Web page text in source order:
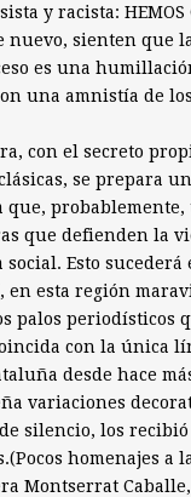
y racista: HEMOS
nuevo, sienten que
es una
una amnistía de
con el secreto
se prepara
probablemente,
que defienden la
Esto sucederá
en esta región
palos periodísticos
con la única
desde hace
variaciones
silencio, los recibió
homenajes a
Montserrat